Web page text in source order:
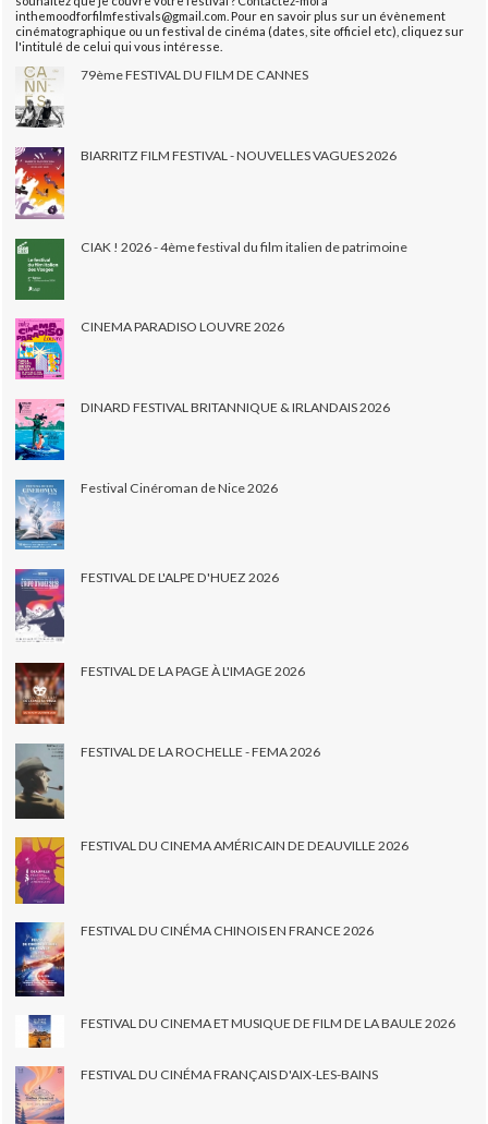
inthemoodforfilmfestivals@gmail.com. Pour en savoir plus sur un évènement
cinématographique ou un festival de cinéma (dates, site officiel etc), cliquez sur
l'intitulé de celui qui vous intéresse.
79ème FESTIVAL DU FILM DE CANNES
BIARRITZ FILM FESTIVAL - NOUVELLES VAGUES 2026
CIAK ! 2026 - 4ème festival du film italien de patrimoine
CINEMA PARADISO LOUVRE 2026
DINARD FESTIVAL BRITANNIQUE & IRLANDAIS 2026
Festival Cinéroman de Nice 2026
FESTIVAL DE L'ALPE D'HUEZ 2026
FESTIVAL DE LA PAGE À L'IMAGE 2026
FESTIVAL DE LA ROCHELLE - FEMA 2026
FESTIVAL DU CINEMA AMÉRICAIN DE DEAUVILLE 2026
FESTIVAL DU CINÉMA CHINOIS EN FRANCE 2026
FESTIVAL DU CINEMA ET MUSIQUE DE FILM DE LA BAULE 2026
FESTIVAL DU CINÉMA FRANÇAIS D'AIX-LES-BAINS